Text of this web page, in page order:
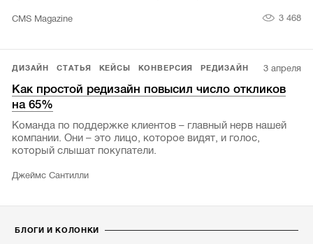
CMS Magazine 3 468
ДИЗАЙН СТАТЬЯ КЕЙСЫ КОНВЕРСИЯ РЕДИЗАЙН 3 апреля
Как простой редизайн повысил число откликов
на 65%
Команда по поддержке клиентов – главный нерв нашей
компании. Они – это лицо, которое видят, и голос,
который слышат покупатели.
Джеймс Сантилли
БЛОГИ И КОЛОНКИ